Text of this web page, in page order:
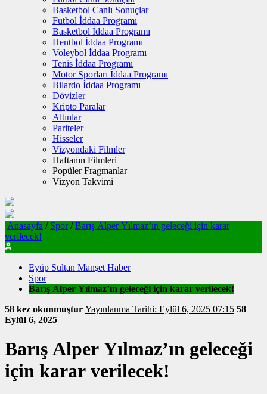
Basketbol Canlı Sonuçlar
Futbol İddaa Programı
Basketbol İddaa Programı
Hentbol İddaa Programı
Voleybol İddaa Programı
Tenis İddaa Programı
Motor Sporları İddaa Programı
Bilardo İddaa Programı
Dövizler
Kripto Paralar
Altınlar
Pariteler
Hisseler
Vizyondaki Filmler
Haftanın Filmleri
Popüler Fragmanlar
Vizyon Takvimi
Anasayfa / Spor / Barış Alper Yılmaz’ın geleceği için karar
verilecek!
Eyüp Sultan Manşet Haber
Spor
Barış Alper Yılmaz’ın geleceği için karar verilecek!
58 kez okunmuştur
Yayınlanma Tarihi: Eylül 6, 2025 07:15 58
Eylül 6, 2025
Barış Alper Yılmaz’ın geleceği
için karar verilecek!